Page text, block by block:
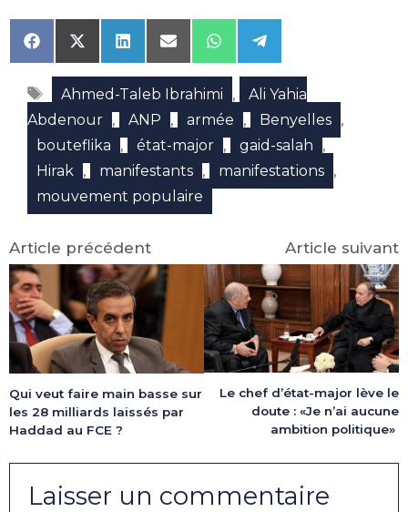
Share
on
Facebook
Share
on
X
(Twitter)
Share
on
LinkedIn
Share
on
Email
Share
on
WhatsApp
Share
on
Telegram
Étiquettes
Ahmed-Taleb Ibrahimi ,
Ali Yahia
Abdenour , ANP , armée , Benyelles ,
bouteflika , état-major , gaid-salah ,
Hirak , manifestants , manifestations ,
mouvement populaire
Article précédent
Qui veut faire main basse sur
les 28 milliards laissés par
Haddad au FCE ?
Article suivant
Le chef d’état-major lève le
doute : «Je n’ai aucune
ambition politique»
Laisser un commentaire